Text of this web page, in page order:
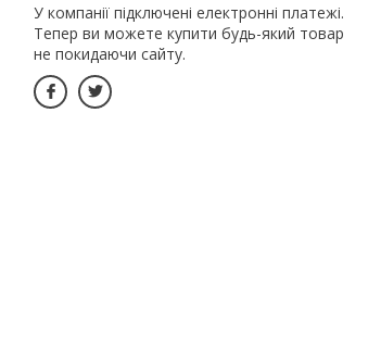
У компанії підключені електронні платежі.
Тепер ви можете купити будь-який товар
не покидаючи сайту.